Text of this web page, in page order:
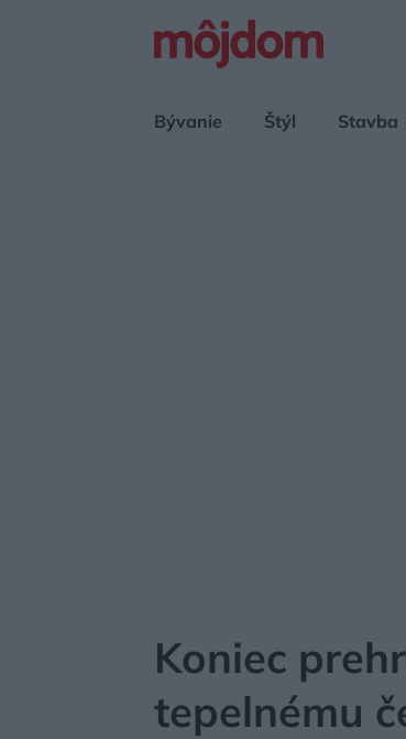
Bývanie Štýl Stavba
Koniec
tepelnému